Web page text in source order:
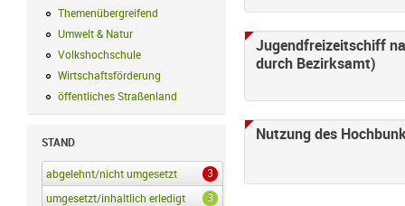
Themenübergreifend
Themenübergreifend Filter anwenden
Umwelt & Natur Umwelt & Natur Filter anwenden
Volkshochschule Volkshochschule Filter anwenden
Wirtschaftsförderung
öffentliches Straßenland
öffentliches Straßenland Filter anwenden
STAND
abgelehnt/nicht umgesetzt 3
abgelehnt/nicht umgesetzt Filter anwenden
umgesetzt/inhaltlich erledigt
3
umgesetzt/inhaltlich erledigt Filter anwenden
Jugendfreizeitschiff
durch Bezirksamt)
Nutzung des